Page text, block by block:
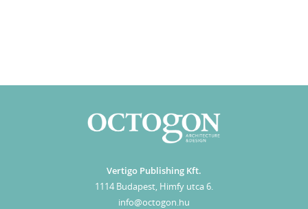
Vertigo Publishing Kft.
1114 Budapest, Himfy utca 6.
info@octogon.hu